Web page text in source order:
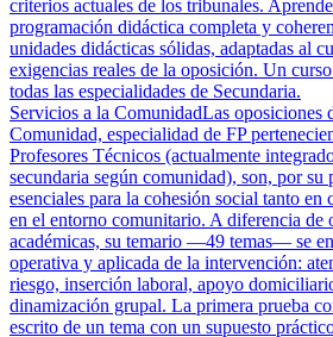
criterios actuales de los tribunales.
programación didáctica completa y
unidades didácticas sólidas, adaptadas al
exigencias reales de la oposición. Un
todas las especialidades de Secundaria.
Servicios a la ComunidadLas oposiciones
Comunidad, especialidad de FP
Profesores Técnicos (actualmente
secundaria según comunidad), son, por
esenciales para la cohesión social tanto en
en el entorno comunitario. A diferencia de
académicas, su temario —49 temas— se
operativa y aplicada de la intervención:
riesgo, inserción laboral, apoyo
dinamización grupal. La primera prueba
escrito de un tema con un supuesto